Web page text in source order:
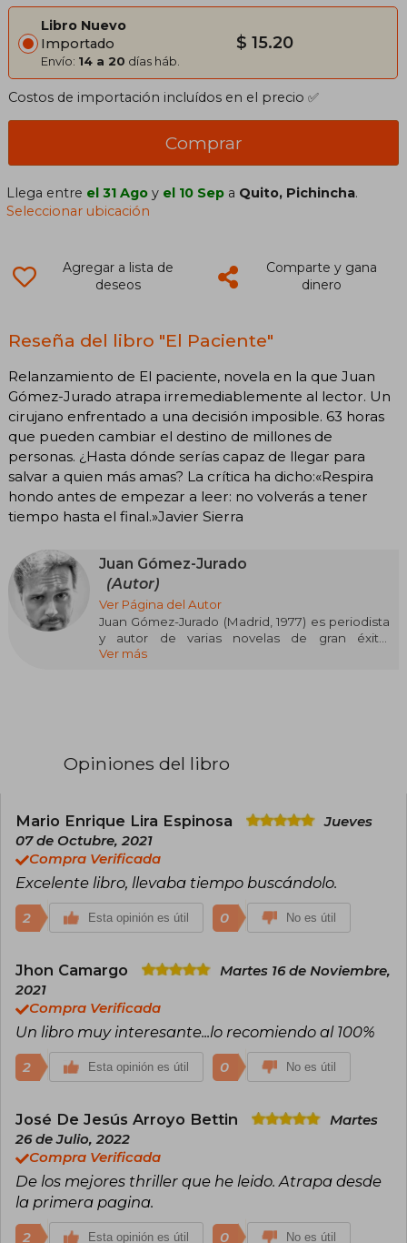
Libro Nuevo
Importado
Envío: 14 a 20 días háb.
$ 15.20
Costos de importación incluídos en el precio ✅
Comprar
Llega entre el 31 Ago y el 10 Sep a Quito, Pichincha.
Seleccionar ubicación
Agregar a lista de
deseos
Comparte y gana
dinero
Reseña del libro "El Paciente"
Relanzamiento de El paciente, novela en la que Juan
Gómez-Jurado atrapa irremediablemente al lector. Un
cirujano enfrentado a una decisión imposible. 63 horas
que pueden cambiar el destino de millones de
personas. ¿Hasta dónde serías capaz de llegar para
salvar a quien más amas? La crítica ha dicho:«Respira
hondo antes de empezar a leer: no volverás a tener
tiempo hasta el final.»Javier Sierra
Juan Gómez-Jurado
(Autor)
Ver Página del Autor
Juan Gómez-Jurado (Madrid, 1977) es periodista
y autor de varias novelas de gran éxito,
traducidas a cuarenta lenguas. Las novelas
género a nivel internacional. Prime está
internacional. En 2022, volvió a conquistar a los
lectores con Todo arde.
Actualmente colabora con varios medios y es
cocreador de los podcast Todopoderosos y
Aquí hay dragones.
Ver más
Opiniones del libro
Mario Enrique Lira Espinosa
Jueves
07 de Octubre, 2021
Compra Verificada
Excelente libro, llevaba tiempo buscándolo.
2 Esta opinión es útil 0 No es útil
Jhon Camargo
Martes 16 de Noviembre,
2021
Compra Verificada
Un libro muy interesante...lo recomiendo al 100%
2 Esta opinión es útil 0 No es útil
José De Jesús Arroyo Bettin
Martes
26 de Julio, 2022
Compra Verificada
De los mejores thriller que he leido. Atrapa desde
la primera pagina.
2 Esta opinión es útil 0 No es útil